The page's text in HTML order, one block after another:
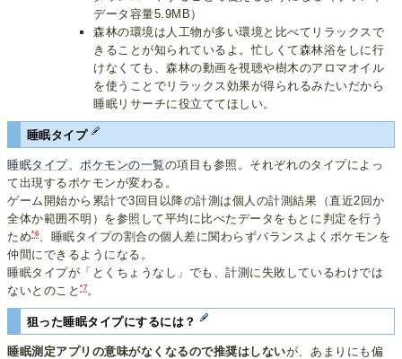
データ容量5.9MB）
森林の環境は人工物が多い環境と比べてリラックスで
きることが知られているよ。忙しくて森林浴をしに行
けなくても、森林の動画を視聴や樹木のアロマオイル
を使うことでリラックス効果が得られるみたいだから
睡眠リサーチに役立ててほしい。
睡眠タイプ
睡眠タイプ、 ポケモンの一覧の項目も参照。それぞれのタイプによっ
て出現するポケモンが変わる。
ゲーム開始から累計で3回目以降の計測は個人の計測結果（直近2回か
全体か範囲不明）を参照して平均に比べたデータをもとに判定を行う
ため*6
、睡眠タイプの割合の個人差に関わらずバランスよくポケモンを
仲間にできるようになる。
睡眠タイプが「とくちょうなし」でも、計測に失敗しているわけでは
ないとのこと*7。
狙った睡眠タイプにするには？
睡眠測定アプリの意味がなくなるので推奨はしないが、あまりにも偏